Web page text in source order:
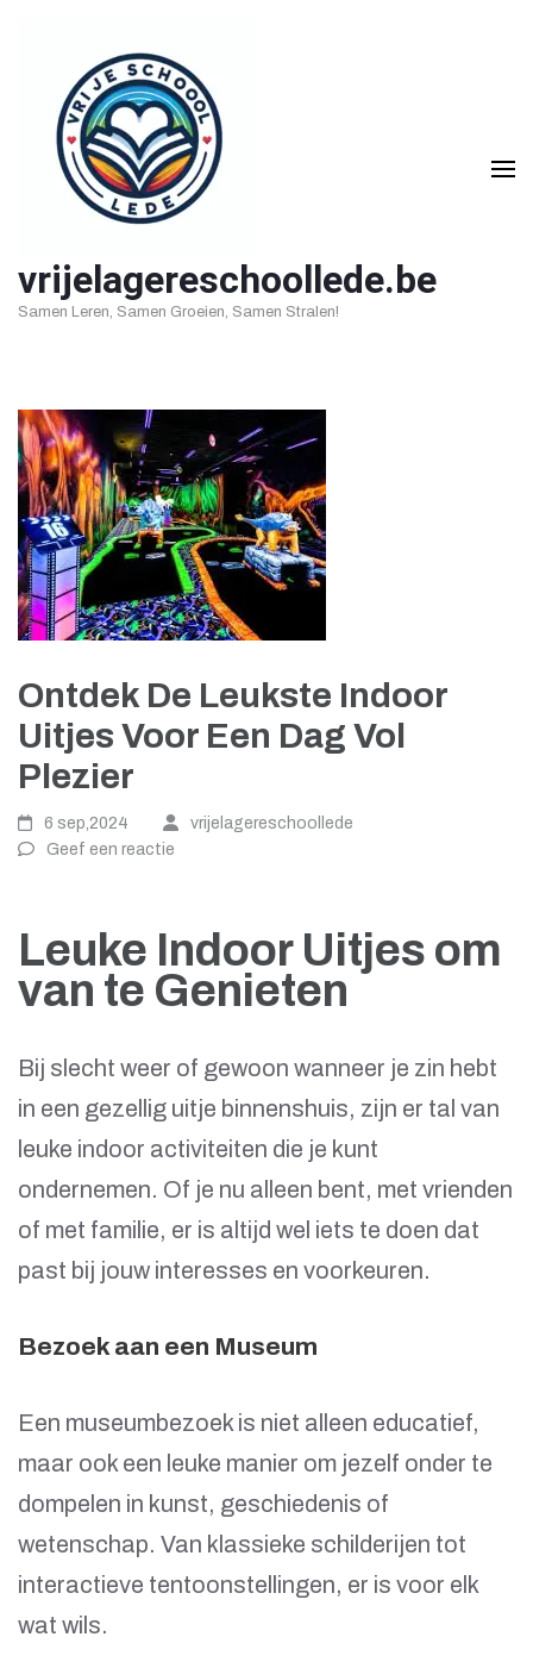
inhoud
vrijelagereschoollede.be
Samen Leren, Samen Groeien, Samen Stralen!
Ontdek De Leukste Indoor
Uitjes Voor Een Dag Vol
Plezier
6 sep,2024
vrijelagereschoollede
Geef een reactie
Leuke Indoor Uitjes om
van te Genieten
Bij slecht weer of gewoon wanneer je zin hebt
in een gezellig uitje binnenshuis, zijn er tal van
leuke indoor activiteiten die je kunt
ondernemen. Of je nu alleen bent, met vrienden
of met familie, er is altijd wel iets te doen dat
past bij jouw interesses en voorkeuren.
Bezoek aan een Museum
Een museumbezoek is niet alleen educatief,
maar ook een leuke manier om jezelf onder te
dompelen in kunst, geschiedenis of
wetenschap. Van klassieke schilderijen tot
interactieve tentoonstellingen, er is voor elk
wat wils.